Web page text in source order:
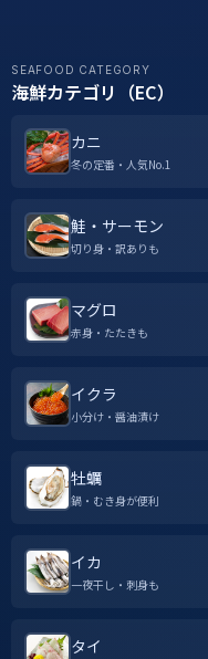
SEAFOOD CATEGORY
海鮮カテゴリ（EC）
カニ
冬の定番・人気No.1
鮭・サーモン
切り身・訳ありも
マグロ
赤身・たたきも
イクラ
小分け・醤油漬け
牡蠣
鍋・むき身が便利
イカ
一夜干し・刺身も
タイ